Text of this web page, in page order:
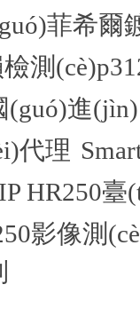
菲希爾
測
(guó)進
代理
HR250
影像測